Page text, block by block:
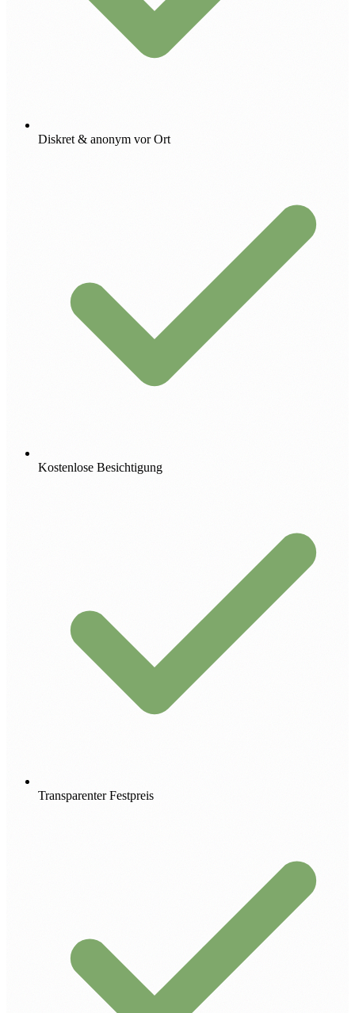
Diskret & anonym vor Ort
Kostenlose Besichtigung
Transparenter Festpreis